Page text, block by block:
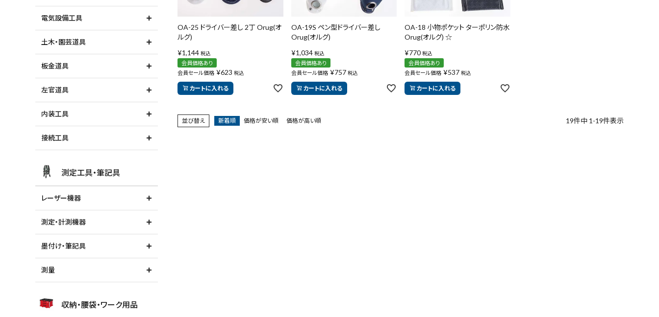
在庫のない商品を表示しない
リセット この内容で検索
電気設備工具
土木・園芸道具
板金道具
左官道具
内装工具
接続工具
測定工具・筆記具
レーザー機器
測定・計測機器
墨付け・筆記具
測量
収納・腰袋・ワーク用品
OA-25 ドライバー差し 2丁 Orug(オ
ルグ)
¥1,144 税込
会員価格あり
会員セール価格 ¥623 税込
カートに入れる
OA-19S ペン型ドライバー差し
Orug(オルグ)
¥1,034 税込
会員価格あり
会員セール価格 ¥757 税込
カートに入れる
OA-18 小物ポケット ターポリン防水
Orug(オルグ) ☆
¥770 税込
会員価格あり
会員セール価格 ¥537 税込
カートに入れる
並び替え 新着順 価格が安い順 価格が高い順 19件中 1 -19件表示